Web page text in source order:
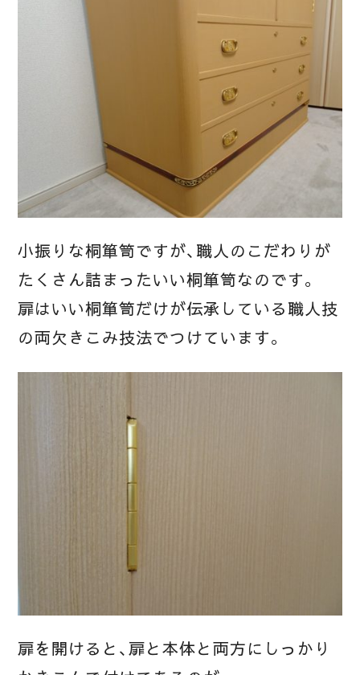
小振りな桐箪笥ですが、職人のこだわりが
たくさん詰まったいい桐箪笥なのです。
扉はいい桐箪笥だけが伝承している職人技
の両欠きこみ技法でつけています。
扉を開けると、扉と本体と両方にしっかり